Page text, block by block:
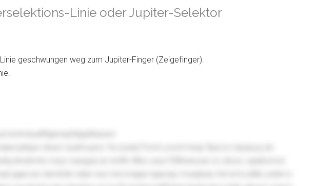
Linie oder Jupiter-Selektor
geschwungen weg zum Jupiter-Finger (Zeigefinger).